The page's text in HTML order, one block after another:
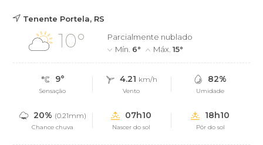
Tenente Portela, RS
10°
Parcialmente nublado
Mín. 6° Máx.15°
9°
Sensação
4.21 km/h
Vento
82%
Umidade
20% (0.21mm)
Chance chuva
07h10
Nascer do sol
18h10
Pôr do sol